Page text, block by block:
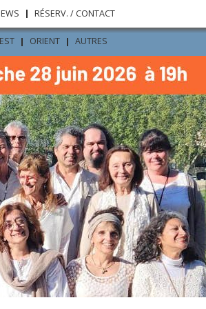
RÉSERV. / CONTACT
ORIENT AUTRES